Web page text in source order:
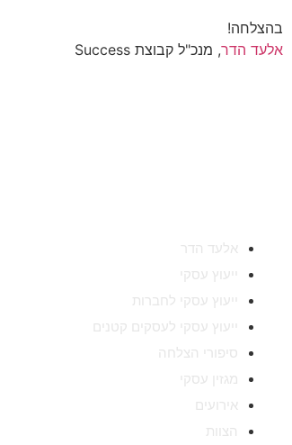
בהצלחה!
אלעד הדר, מנכ"ל קבוצת Success
אלעד הדר
ייעוץ עסקי
ייעוץ עסקי לחברות
ייעוץ עסקי לעסקים קטנים
סיפורי הצלחה
מגזין עסקי
אירועים
הצוות